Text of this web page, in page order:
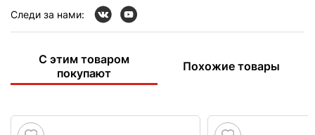
Следи за нами:
С этим товаром
покупают
Похожие товары